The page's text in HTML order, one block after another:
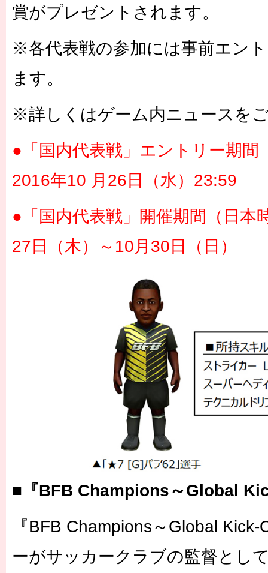
賞がプレゼントされます。
※各代表戦の参加には事前エン
ます。
※詳しくはゲーム内ニュースを
●「国内代表戦」エントリー期間
2016年10 月26日（水）23:59
●「国内代表戦」開催期間（日本
27日（木）～10月30日（日）
■『BFB Champions～Global
『BFB Champions～Global
ーがサッカークラブの監督とし